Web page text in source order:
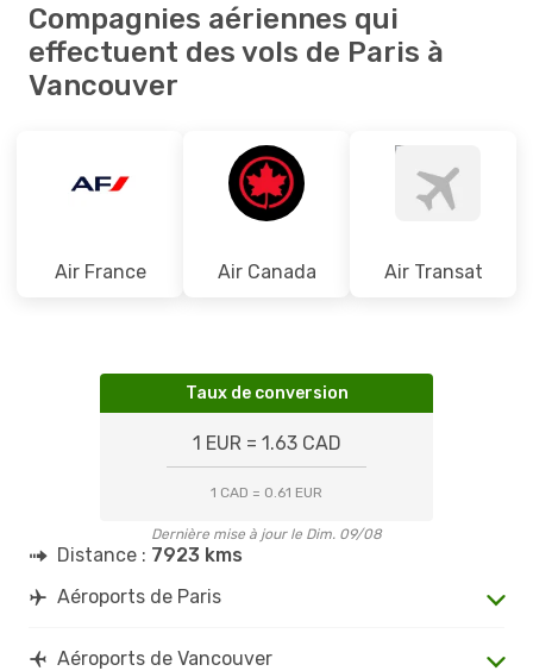
Compagnies aériennes qui
effectuent des vols de Paris à
Vancouver
Air France Air Canada Air Transat
Taux de conversion
1 EUR = 1.63 CAD
1 CAD = 0.61 EUR
Dernière mise à jour le Dim. 09/08
Distance : 7923 kms
Aéroports de Paris
Aéroports de Vancouver